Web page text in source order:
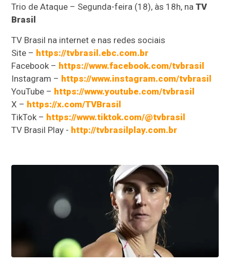
Trio de Ataque – Segunda-feira (18), às 18h, naTV
Brasil
TV Brasil na internet e nas redes sociais
Site – https://tvbrasil.ebc.com.br
Facebook – https://www.facebook.com/tvbrasil
Instagram – https://www.instagram.com/tvbrasil
YouTube – https://www.youtube.com/tvbrasil
X – https://x.com/TVBrasil
TikTok – https://www.tiktok.com/@tvbrasil
TV Brasil Play - http://tvbrasilplay.com.br